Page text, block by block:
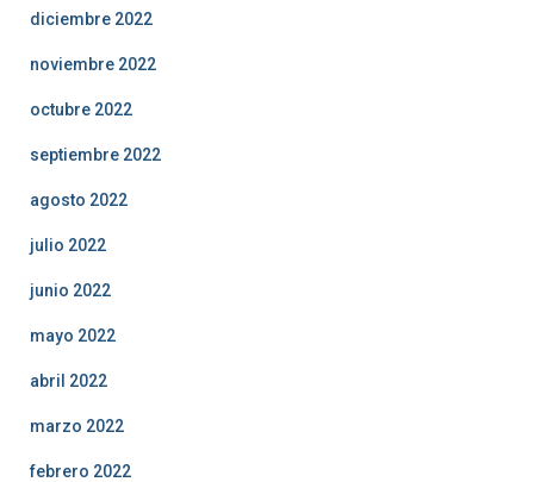
diciembre 2022
noviembre 2022
octubre 2022
septiembre 2022
agosto 2022
julio 2022
junio 2022
mayo 2022
abril 2022
marzo 2022
febrero 2022